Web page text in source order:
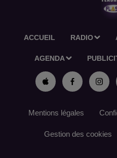
ACCUEIL RADIO
AGENDA
Mentions légales
Gestion des cookies